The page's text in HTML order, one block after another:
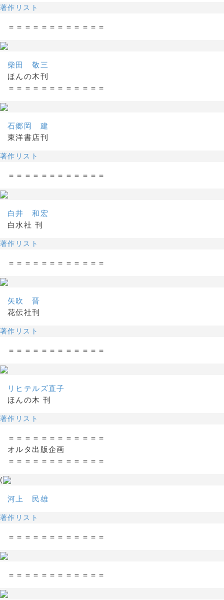
著作リスト
＝＝＝＝＝＝＝＝＝＝＝＝
柴田 敬三
ほんの木刊
＝＝＝＝＝＝＝＝＝＝＝＝
石郷岡 建
東洋書店刊
著作リスト
＝＝＝＝＝＝＝＝＝＝＝＝
白井 和宏
白水社 刊
著作リスト
＝＝＝＝＝＝＝＝＝＝＝＝
矢吹 晋
花伝社刊
著作リスト
＝＝＝＝＝＝＝＝＝＝＝＝
リヒテルズ直子
ほんの木 刊
著作リスト
＝＝＝＝＝＝＝＝＝＝＝＝
オルタ出版企画
＝＝＝＝＝＝＝＝＝＝＝＝
(
河上 民雄
著作リスト
＝＝＝＝＝＝＝＝＝＝＝＝
＝＝＝＝＝＝＝＝＝＝＝＝